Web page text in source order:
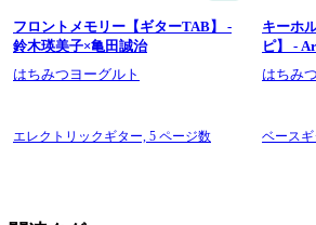
フロントメモリー【ギターTAB】 -
鈴木瑛美子×亀田誠治
はちみつヨーグルト
エレクトリックギター, 5 ページ数
キーホ
ピ】 -
はちみ
ベース